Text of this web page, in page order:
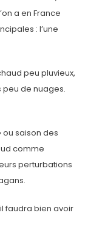
a en France
: l’une
peu pluvieux,
de nuages.
ou saison des
comme
perturbations
faudra bien avoir